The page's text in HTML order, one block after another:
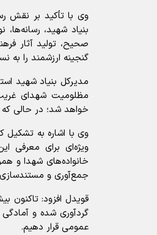
وی با تأکید بر نقش
بنیاد شهید،
صحیح، تولید آثار
گنجینه ارزشمند را به
مدیرکل بنیاد شهید
مظلومیت شهدای
خواهد شد؛ در حالی
وی با اشاره به
ویژه‌ای برای معرفی
خانواده‌های شهدا و
جمع‌آوری و
گردآوری شده و آمادگی
عمومی قرار دهیم.